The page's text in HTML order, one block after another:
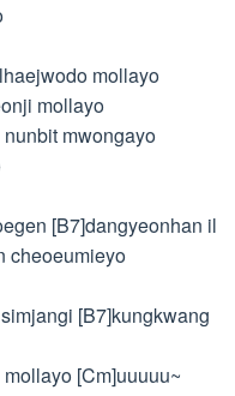
mollayo
mollayo
mwongayo
[B7]dangyeonhan il
cheoeumieyo
[B7]kungkwang
[Cm]uuuuu~